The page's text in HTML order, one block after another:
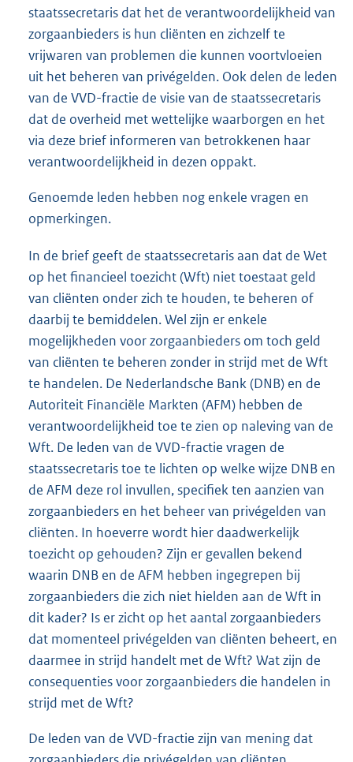
staatssecretaris dat het de verantwoordelijkheid van
zorgaanbieders is hun cliënten en zichzelf te
vrijwaren van problemen die kunnen voortvloeien
uit het beheren van privégelden. Ook delen de leden
van de VVD-fractie de visie van de staatssecretaris
dat de overheid met wettelijke waarborgen en het
via deze brief informeren van betrokkenen haar
verantwoordelijkheid in dezen oppakt.
Genoemde leden hebben nog enkele vragen en
opmerkingen.
In de brief geeft de staatssecretaris aan dat de Wet
op het financieel toezicht (Wft) niet toestaat geld
van cliënten onder zich te houden, te beheren of
daarbij te bemiddelen. Wel zijn er enkele
mogelijkheden voor zorgaanbieders om toch geld
van cliënten te beheren zonder in strijd met de Wft
te handelen. De Nederlandsche Bank (DNB) en de
Autoriteit Financiële Markten (AFM) hebben de
verantwoordelijkheid toe te zien op naleving van de
Wft. De leden van de VVD-fractie vragen de
staatssecretaris toe te lichten op welke wijze DNB en
de AFM deze rol invullen, specifiek ten aanzien van
zorgaanbieders en het beheer van privégelden van
cliënten. In hoeverre wordt hier daadwerkelijk
toezicht op gehouden? Zijn er gevallen bekend
waarin DNB en de AFM hebben ingegrepen bij
zorgaanbieders die zich niet hielden aan de Wft in
dit kader? Is er zicht op het aantal zorgaanbieders
dat momenteel privégelden van cliënten beheert, en
daarmee in strijd handelt met de Wft? Wat zijn de
consequenties voor zorgaanbieders die handelen in
strijd met de Wft?
De leden van de VVD-fractie zijn van mening dat